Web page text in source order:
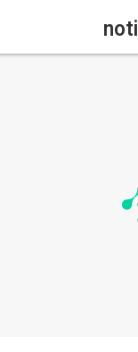
noti